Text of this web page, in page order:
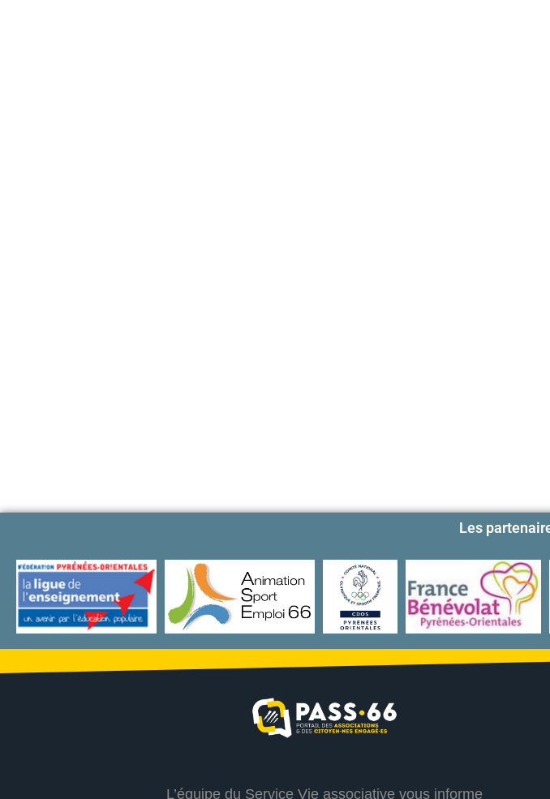
Les
L’équipe du Service Vie associative vous informe